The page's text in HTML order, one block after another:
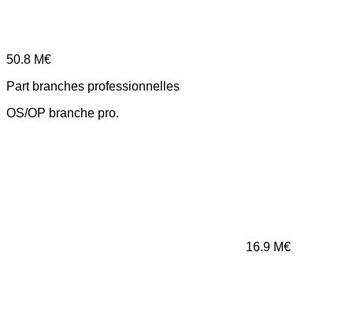
50.8 M€
Part branches professionnelles
OS/OP branche pro.
16.9 M€